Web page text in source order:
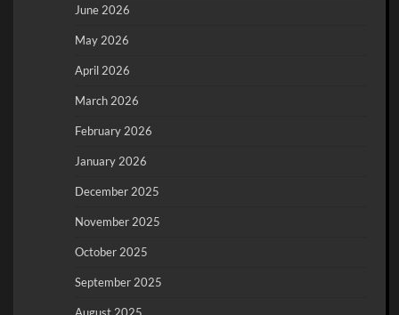
June 2026
May 2026
April 2026
March 2026
February 2026
January 2026
December 2025
November 2025
October 2025
September 2025
August 2025